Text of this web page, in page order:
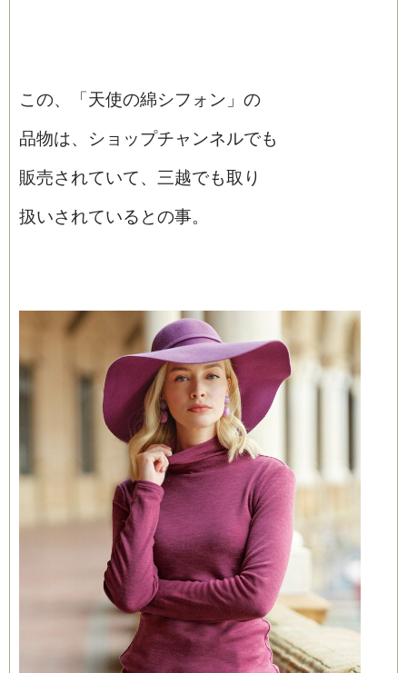
この、「天使の綿シフォン」の
品物は、ショップチャンネルでも
販売されていて、三越でも取り
扱いされているとの事。